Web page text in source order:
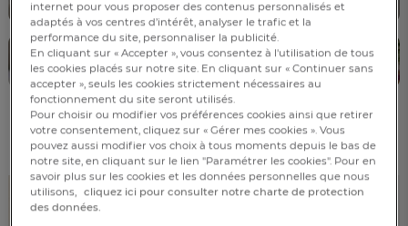
FR DE
AT
BE
CH
ENFANTS DÉCORATION
Découvrez nos best-sellers !
internet pour vous proposer des contenus personnalisés et
adaptés à vos centres d’intérêt, analyser le trafic et la
performance du site, personnaliser la publicité.
En cliquant sur « Accepter », vous consentez à l'utilisation de tous
les cookies placés sur notre site. En cliquant sur « Continuer sans
accepter », seuls les cookies strictement nécessaires au
fonctionnement du site seront utilisés.
Pour choisir ou modifier vos préférences cookies ainsi que retirer
votre consentement, cliquez sur « Gérer mes cookies ». Vous
pouvez aussi modifier vos choix à tous moments depuis le bas de
notre site, en cliquant sur le lien "Paramétrer les cookies". Pour en
savoir plus sur les cookies et les données personnelles que nous
utilisons, cliquez ici pour consulter notre charte de protection
des données.